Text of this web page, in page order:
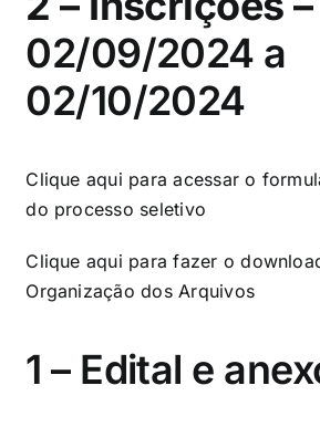
02/09/2024 a
02/10/2024
Clique aqui para acessar o
do processo seletivo
Clique aqui para fazer o
Organização dos Arquivos
1 – Edital e